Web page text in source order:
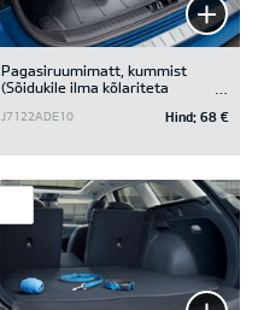
Pagasiruumimatt, kummist
(Sõidukile ilma kõlariteta
J7122ADE10 Hind: 68 €